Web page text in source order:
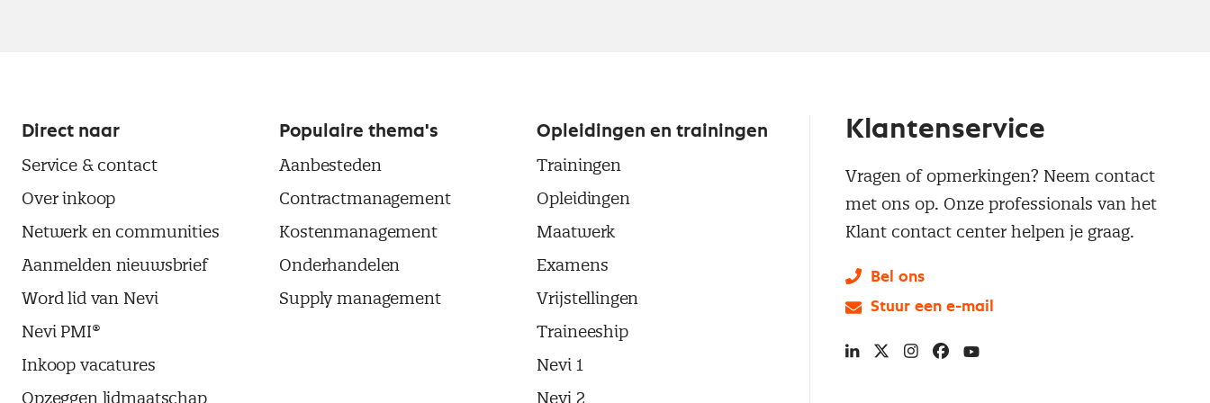
Direct naar
Service & contact
Over inkoop
Netwerk en communities
Aanmelden nieuwsbrief
Word lid van Nevi
Nevi PMI®
Inkoop vacatures
Opzeggen lidmaatschap
Populaire thema's
Aanbesteden
Contractmanagement
Kostenmanagement
Onderhandelen
Supply management
Opleidingen en trainingen
Trainingen
Opleidingen
Maatwerk
Examens
Vrijstellingen
Traineeship
Nevi 1
Nevi 2
Klantenservice
Vragen of opmerkingen? Neem contact
met ons op. Onze professionals van het
Klant contact center helpen je graag.
Bel ons
Stuur een e-mail
LinkedIn
X Instagram
Facebook
YouTube